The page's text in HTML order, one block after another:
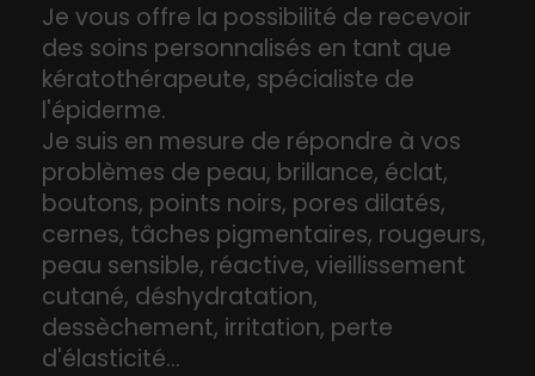
Je vous offre la possibilité de recevoir
des soins personnalisés en tant que
kératothérapeute, spécialiste de
l'épiderme.
Je suis en mesure de répondre à vos
problèmes de peau, brillance, éclat,
boutons, points noirs, pores dilatés,
cernes, tâches pigmentaires, rougeurs,
peau sensible, réactive, vieillissement
cutané, déshydratation,
dessèchement, irritation, perte
d'élasticité...